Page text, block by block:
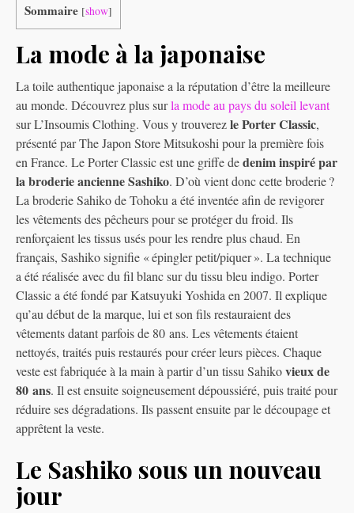
Sommaire [show]
La mode à la japonaise
La toile authentique japonaise a la réputation d’être la meilleure
au monde. Découvrez plus surla mode au pays du soleil levant
sur L’Insoumis Clothing. Vous y trouverezle Porter Classic,
présenté par The Japon Store Mitsukoshi pour la première fois
en France. Le Porter Classic est une griffe dedenim inspiré par
la broderie ancienne Sashiko. D’où vient donc cette broderie ?
La broderie Sahiko de Tohoku a été inventée afin de revigorer
les vêtements des pêcheurs pour se protéger du froid. Ils
renforçaient les tissus usés pour les rendre plus chaud. En
français, Sashiko signifie « épingler petit/piquer ». La technique
a été réalisée avec du fil blanc sur du tissu bleu indigo. Porter
Classic a été fondé par Katsuyuki Yoshida en 2007. Il explique
qu’au début de la marque, lui et son fils restauraient des
vêtements datant parfois de 80 ans. Les vêtements étaient
nettoyés, traités puis restaurés pour créer leurs pièces. Chaque
veste est fabriquée à la main à partir d’un tissu Sahikovieux de
80 ans. Il est ensuite soigneusement dépoussiéré, puis traité pour
réduire ses dégradations. Ils passent ensuite par le découpage et
apprêtent la veste.
Le Sashiko sous un nouveau
jour